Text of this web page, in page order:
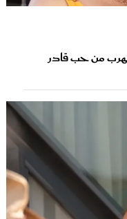
7.. دفنة تهرب من حب قادر